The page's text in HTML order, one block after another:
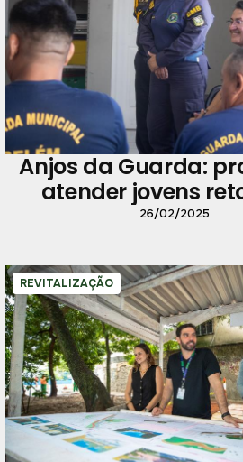
Anjos da Guarda:
atender jovens
março
26/02/2025
REVITALIZAÇÃO